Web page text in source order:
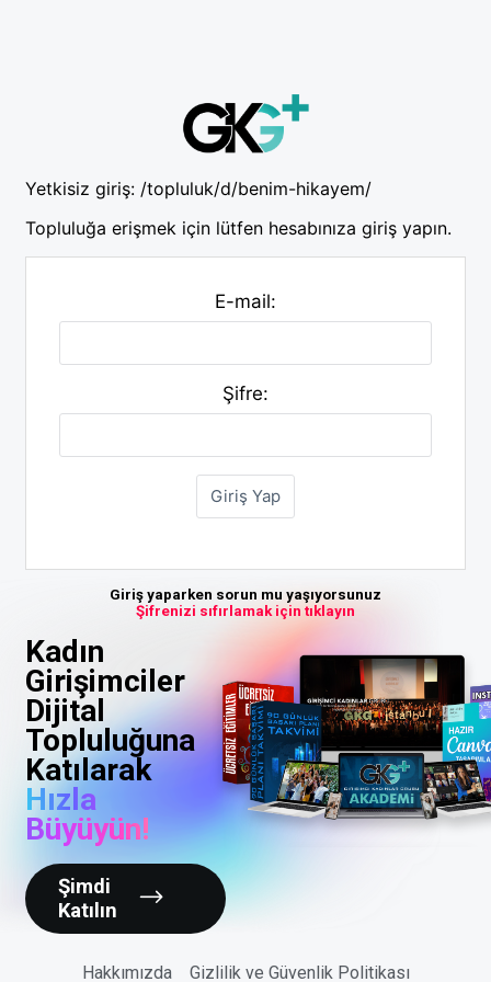
Yetkisiz giriş: /topluluk/d/benim-hikayem/
Topluluğa erişmek için lütfen hesabınıza giriş yapın.
E-mail:
Şifre:
Giriş yaparken sorun mu yaşıyorsunuz
Şifrenizi sıfırlamak için tıklayın
Kadın
Girişimciler
Dijital
Topluluğuna
Katılarak
Hızla
Büyüyün!
Şimdi
Katılın
Hakkımızda Gizlilik ve Güvenlik Politikası